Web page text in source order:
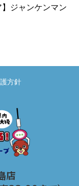
】ジャンケンマン
方針
店